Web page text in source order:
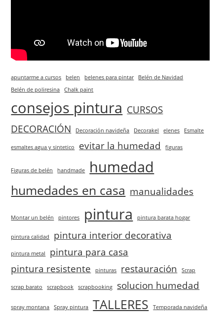
apuntarme a cursos belen belenes para pintar
Belén de Navidad
Belén de poliresina
Chalk paint
consejos pintura CURSOS
DECORACIÓN
Decoración navideña Decorakel elenes Esmalte
esmaltes agua y sintetico evitar la humedad figuras
Figuras de belén handmade humedad
humedades en casa manualidades
Montar un belén pintores pintura pintura barata hogar
pintura calidad pintura interior decorativa
pintura metal
pintura para casa
pintura resistente
pinturas restauración Scrap
scrap barato scrapbook scrapbooking solucion humedad
spray montana Spray pintura TALLERES Temporada navideña